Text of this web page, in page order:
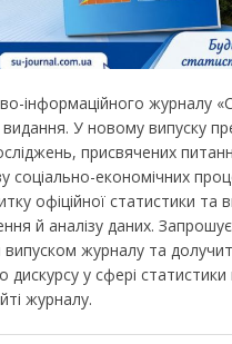
інформаційного журналу
У новому випуску
присвячених
соціально-економічних
офіційної статистики та
й аналізу даних.
журналу та
у сфері статистики
журналу.